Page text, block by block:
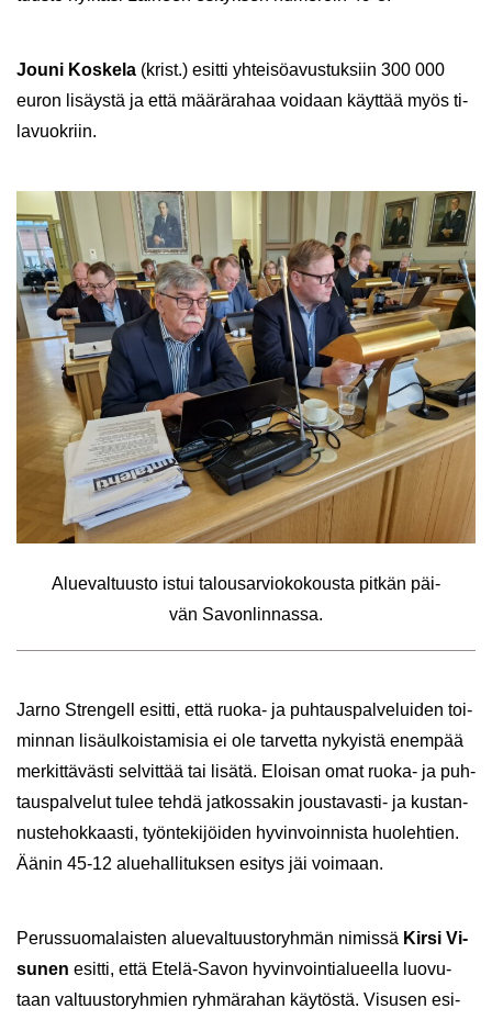
Jouni Kos­ke­la (krist.) esit­ti yh­tei­sö­avus­tuk­siin 300 000
euron li­säys­tä ja että mää­rä­ra­haa voi­daan käyt­tää myös ti­
la­vuo­kriin.
Alue­val­tuus­to istui ta­lous­ar­vio­ko­kous­ta pit­kän päi­
vän Sa­von­lin­nas­sa.
Jarno Stren­gell esit­ti, että ruoka-​ ja puh­taus­pal­ve­lui­den toi­
min­nan li­sä­ul­kois­ta­mi­sia ei ole tar­vet­ta ny­kyis­tä enem­pää
mer­kit­tä­väs­ti sel­vit­tää tai li­sä­tä. Eloi­san omat ruoka-​ ja puh­
taus­pal­ve­lut tulee tehdä jat­kos­sa­kin joustavasti-​ ja kus­tan­
nus­te­hok­kaas­ti, työn­te­ki­jöi­den hy­vin­voin­nis­ta huo­leh­tien.
Äänin 45-12 alue­hal­li­tuk­sen esi­tys jäi voi­maan.
Pe­rus­suo­ma­lais­ten alue­val­tuus­to­ryh­män ni­mis­sä Kirsi Vi­
su­nen esit­ti, että Etelä-​Savon hy­vin­voin­tia­lu­eel­la luo­vu­
taan val­tuus­to­ryh­mien ryh­mä­ra­han käy­tös­tä. Vi­susen esi­